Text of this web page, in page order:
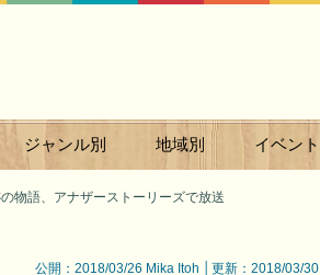
ジャンル別 地域別 イベント
物語、アナザーストーリーズで放送
公開：2018/03/26 Mika Itoh │更新：2018/03/30